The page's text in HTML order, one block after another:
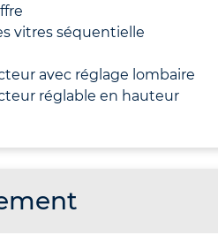
vitres séquentielle
avec réglage lombaire
réglable en hauteur